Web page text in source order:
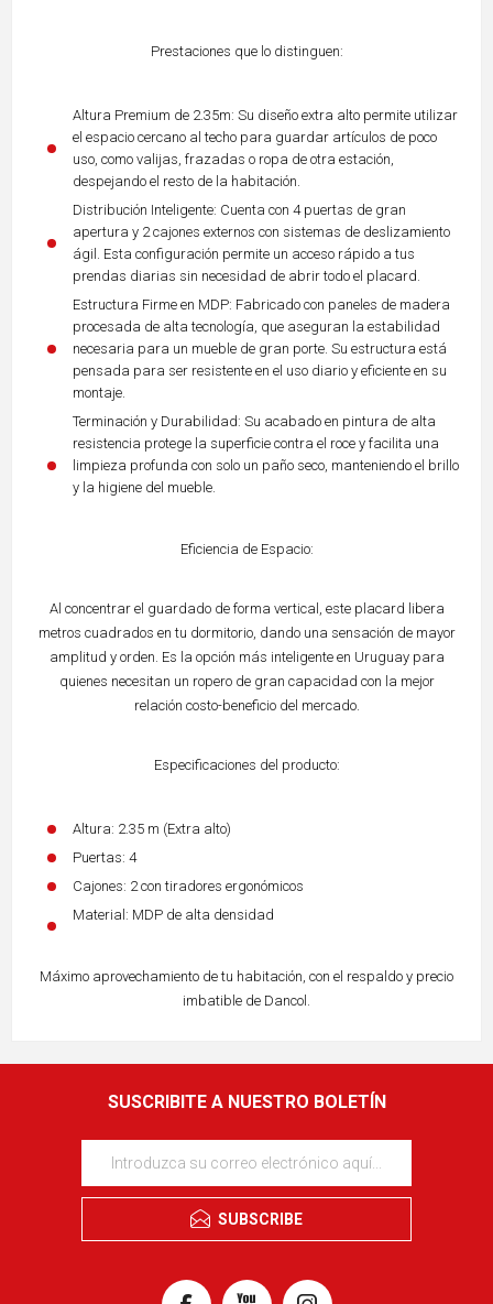
Prestaciones que lo distinguen:
Altura Premium de 2.35m: Su diseño extra alto permite utilizar
el espacio cercano al techo para guardar artículos de poco
uso, como valijas, frazadas o ropa de otra estación,
despejando el resto de la habitación.
Distribución Inteligente: Cuenta con 4 puertas de gran
apertura y 2 cajones externos con sistemas de deslizamiento
ágil. Esta configuración permite un acceso rápido a tus
prendas diarias sin necesidad de abrir todo el placard.
Estructura Firme en MDP: Fabricado con paneles de madera
procesada de alta tecnología, que aseguran la estabilidad
necesaria para un mueble de gran porte. Su estructura está
pensada para ser resistente en el uso diario y eficiente en su
montaje.
Terminación y Durabilidad: Su acabado en pintura de alta
resistencia protege la superficie contra el roce y facilita una
limpieza profunda con solo un paño seco, manteniendo el brillo
y la higiene del mueble.
Eficiencia de Espacio:
Al concentrar el guardado de forma vertical, este placard libera
metros cuadrados en tu dormitorio, dando una sensación de mayor
amplitud y orden. Es la opción más inteligente en Uruguay para
quienes necesitan un ropero de gran capacidad con la mejor
relación costo-beneficio del mercado.
Especificaciones del producto:
Altura: 2.35 m (Extra alto)
Puertas: 4
Cajones: 2 con tiradores ergonómicos
Material: MDP de alta densidad
Máximo aprovechamiento de tu habitación, con el respaldo y precio
imbatible de Dancol.
SUSCRIBITE A NUESTRO BOLETÍN
SUBSCRIBE